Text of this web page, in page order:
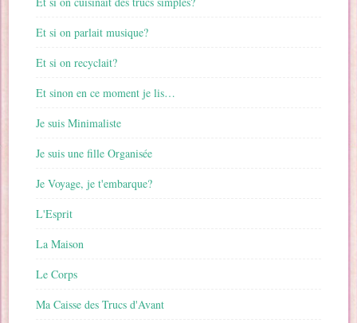
Et si on parlait musique?
Et si on recyclait?
Et sinon en ce moment je lis…
Je suis Minimaliste
Je suis une fille Organisée
Je Voyage, je t'embarque?
L'Esprit
La Maison
Le Corps
Ma Caisse des Trucs d'Avant